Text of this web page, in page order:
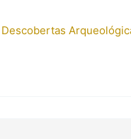
Descobertas